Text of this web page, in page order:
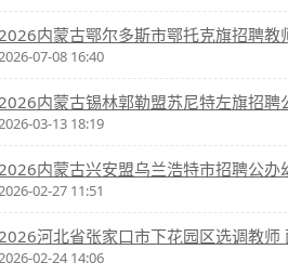
内蒙古鄂尔多斯市鄂托克旗招聘教
07-08 16:40
03-13 18:19
02-27 11:51
河北省张家口市下花园区选调教师
02-24 14:06